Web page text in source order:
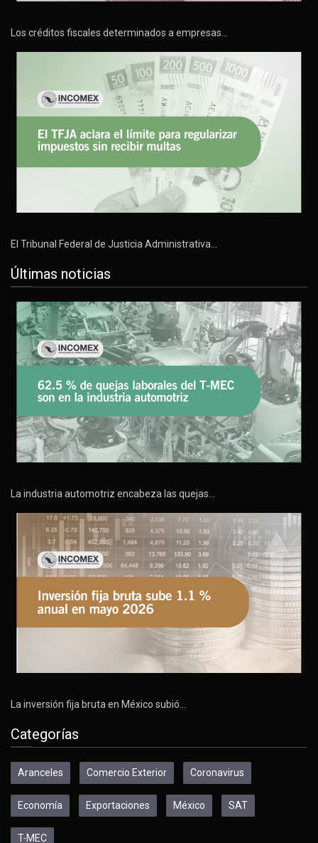
Los créditos fiscales determinados a empresas…
El Tribunal Federal de Justicia Administrativa…
Últimas noticias
La industria automotriz encabeza las quejas…
La inversión fija bruta en México subió…
Categorías
Aranceles Comercio Exterior Coronavirus
Economía Exportaciones México SAT
T-MEC